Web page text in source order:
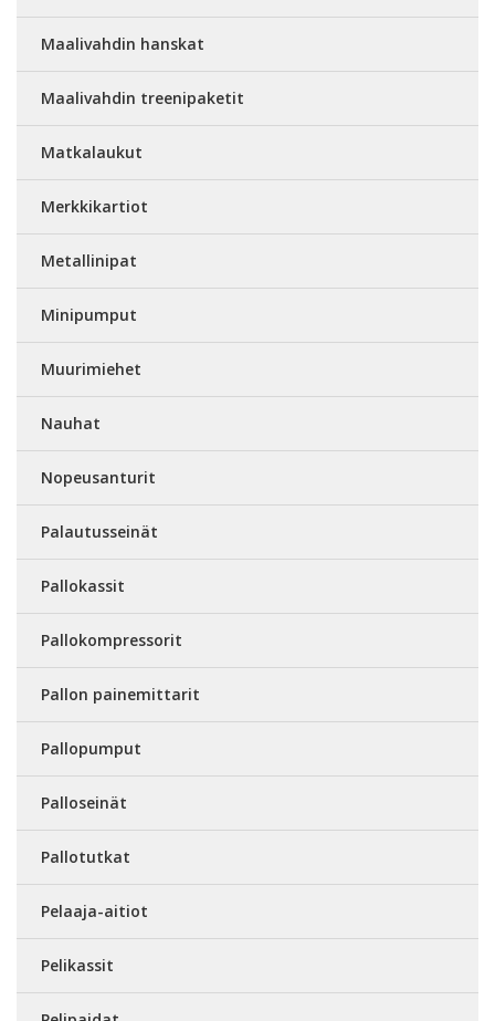
Maalivahdin hanskat
Maalivahdin treenipaketit
Matkalaukut
Merkkikartiot
Metallinipat
Minipumput
Muurimiehet
Nauhat
Nopeusanturit
Palautusseinät
Pallokassit
Pallokompressorit
Pallon painemittarit
Pallopumput
Palloseinät
Pallotutkat
Pelaaja-aitiot
Pelikassit